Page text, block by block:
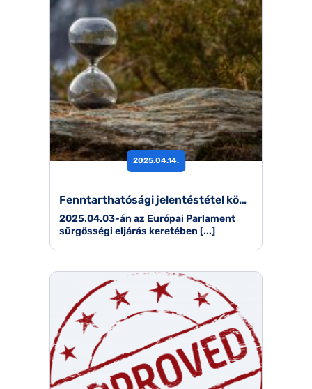
2025.04.14.
Fenntarthatósági jelentéstétel könnyítése – elfogadták a “Stop-the-clock” javaslatot
2025.04.03-án az Európai Parlament
sürgősségi eljárás keretében [...]